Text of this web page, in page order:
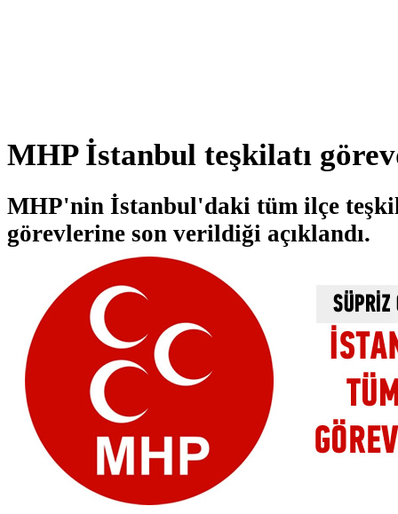
MHP İstanbul teşkilatı
MHP'nin İstanbul'daki tüm ilçe
görevlerine son verildiği açıklandı.